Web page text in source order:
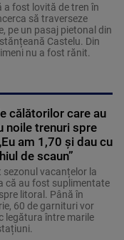
a fost lovită de tren în
să traverseze
pe un pasaj pietonal din
Castelu. Din
nu a fost rănit.
călătorilor care au
noile trenuri spre
am 1,70 și dau cu
de scaun”
sezonul vacanțelor la
că au fost suplimentate
litoral. Până în
60 de garnituri vor
legătura între marile